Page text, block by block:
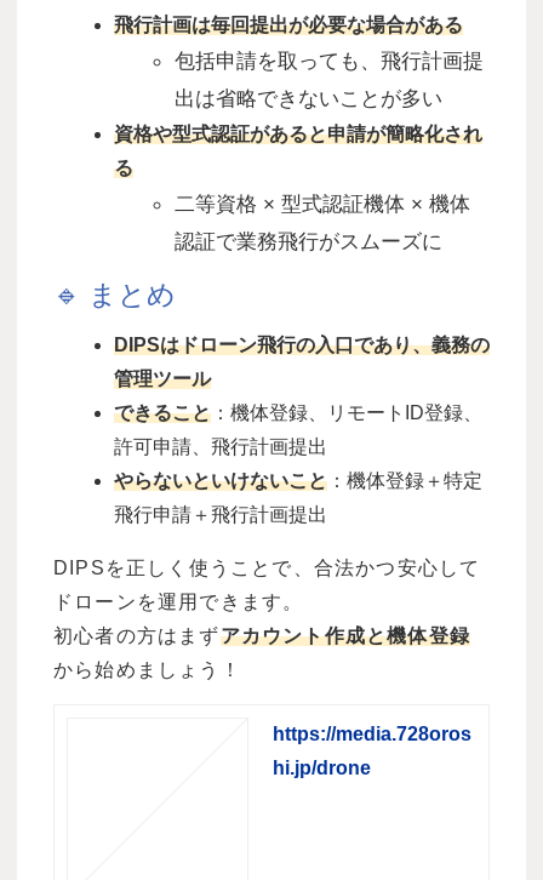
飛行計画は毎回提出が必要な場合がある
包括申請を取っても、飛行計画提
出は省略できないことが多い
資格や型式認証があると申請が簡略化され
る
二等資格 × 型式認証機体 × 機体
認証で業務飛行がスムーズに
🔹 まとめ
DIPSはドローン飛行の入口であり、義務の
管理ツール
できること ：機体登録、リモート ID登録、
許可申請、飛行計画提出
やらないといけないこと ：機体登録＋特定
飛行申請＋飛行計画提出
DIPS を正しく使うことで、合法かつ安心して
ドローンを運用できます。
初心者の方はまずアカウント作成と機体登録
から始めましょう！
https://media.728oros
hi.jp/drone